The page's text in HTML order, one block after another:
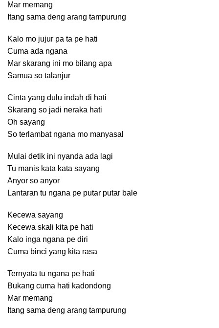
Mar memang
Itang sama deng arang tampurung
Kalo mo jujur pa ta pe hati
Cuma ada ngana
Mar skarang ini mo bilang apa
Samua so talanjur
Cinta yang dulu indah di hati
Skarang so jadi neraka hati
Oh sayang
So terlambat ngana mo manyasal
Mulai detik ini nyanda ada lagi
Tu manis kata kata sayang
Anyor so anyor
Lantaran tu ngana pe putar putar bale
Kecewa sayang
Kecewa skali kita pe hati
Kalo inga ngana pe diri
Cuma binci yang kita rasa
Ternyata tu ngana pe hati
Bukang cuma hati kadondong
Mar memang
Itang sama deng arang tampurung